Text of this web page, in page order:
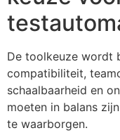
De toolkeuze wordt
compatibiliteit,
schaalbaarheid en
moeten in balans
te waarborgen.